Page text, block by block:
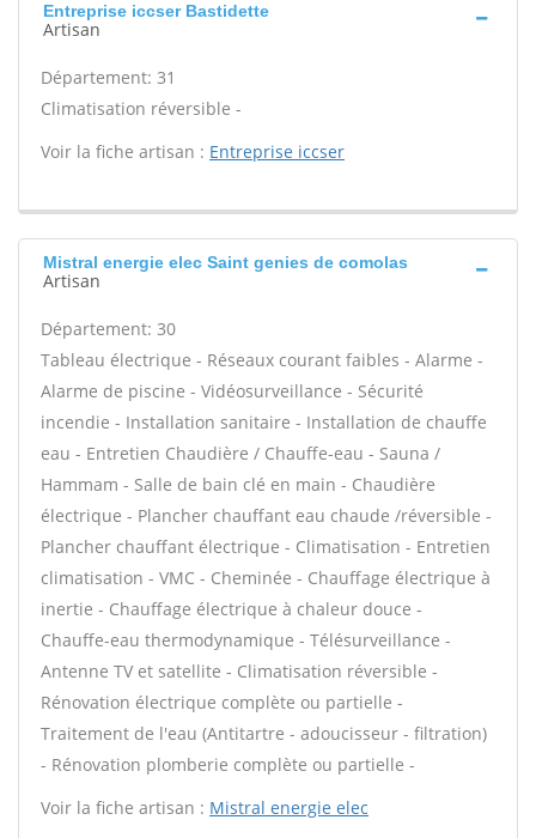
Entreprise iccser Bastidette
Artisan
Département: 31
Climatisation réversible -
Voir la fiche artisan : Entreprise iccser
Mistral energie elec Saint genies de comolas
Artisan
Département: 30
Tableau électrique - Réseaux courant faibles - Alarme -
Alarme de piscine - Vidéosurveillance - Sécurité
incendie - Installation sanitaire - Installation de chauffe
eau - Entretien Chaudière / Chauffe-eau - Sauna /
Hammam - Salle de bain clé en main - Chaudière
électrique - Plancher chauffant eau chaude /réversible -
Plancher chauffant électrique - Climatisation - Entretien
climatisation - VMC - Cheminée - Chauffage électrique à
inertie - Chauffage électrique à chaleur douce -
Chauffe-eau thermodynamique - Télésurveillance -
Antenne TV et satellite - Climatisation réversible -
Rénovation électrique complète ou partielle -
Traitement de l'eau (Antitartre - adoucisseur - filtration)
- Rénovation plomberie complète ou partielle -
Voir la fiche artisan : Mistral energie elec